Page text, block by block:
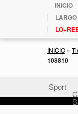
INICIO
INICIO »
108810
Sport